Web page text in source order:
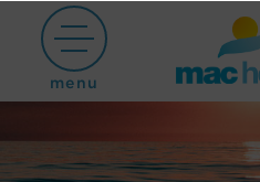
menu